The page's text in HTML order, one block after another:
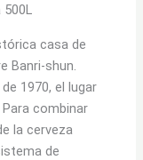
500L
casa de
Banri-shun.
1970, el lugar
combinar
la cerveza
de